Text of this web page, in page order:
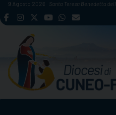
Skip
to
9 Agosto 2026 Santa Teresa Benedetta